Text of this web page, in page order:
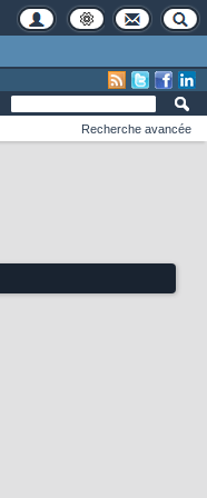
Recherche avancée